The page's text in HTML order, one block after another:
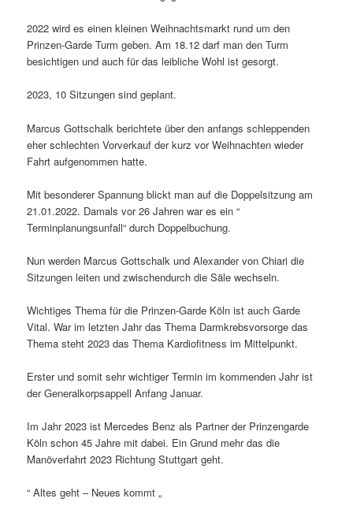
2022 wird es einen kleinen Weihnachtsmarkt rund um den
Prinzen-Garde Turm geben. Am 18.12 darf man den Turm
besichtigen und auch für das leibliche Wohl ist gesorgt.
2023, 10 Sitzungen sind geplant.
Marcus Gottschalk berichtete über den anfangs schleppenden
eher schlechten Vorverkauf der kurz vor Weihnachten wieder
Fahrt aufgenommen hatte.
Mit besonderer Spannung blickt man auf die Doppelsitzung am
21.01.2022. Damals vor 26 Jahren war es ein “
Terminplanungsunfall“ durch Doppelbuchung.
Nun werden Marcus Gottschalk und Alexander von Chiari die
Sitzungen leiten und zwischendurch die Säle wechseln.
Wichtiges Thema für die Prinzen-Garde Köln ist auch Garde
Vital. War im letzten Jahr das Thema Darmkrebsvorsorge das
Thema steht 2023 das Thema Kardiofitness im Mittelpunkt.
Erster und somit sehr wichtiger Termin im kommenden Jahr ist
der Generalkorpsappell Anfang Januar.
Im Jahr 2023 ist Mercedes Benz als Partner der Prinzengarde
Köln schon 45 Jahre mit dabei. Ein Grund mehr das die
Manöverfahrt 2023 Richtung Stuttgart geht.
“ Altes geht – Neues kommt „